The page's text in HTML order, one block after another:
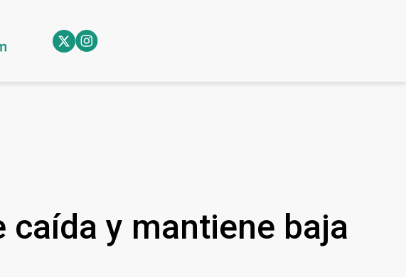
y mantiene baja